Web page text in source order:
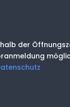
der